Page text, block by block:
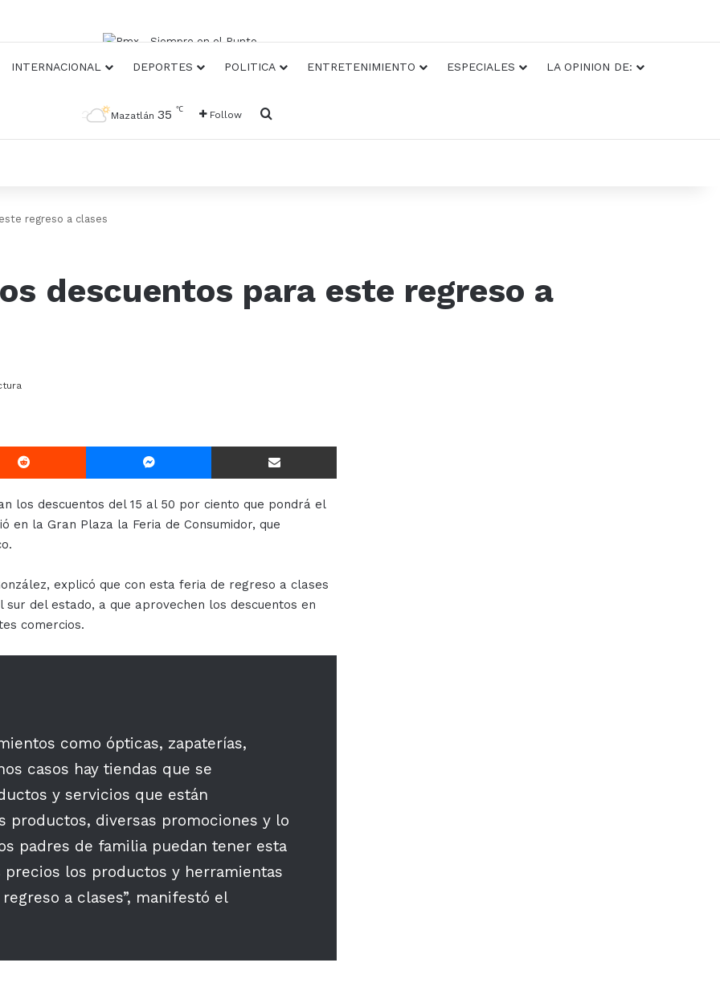
INTERNACIONAL DEPORTES POLITICA ENTRETENIMIENTO ESPECIALES LA OPINION DE:
Mazatlán 35 ℃ Follow Busqueda
regreso a clases
descuentos para este regreso a
Reddit Messenger Compartir Via E-mail
los descuentos del 15 al 50 por ciento que pondrá el
la Gran Plaza la Feria de Consumidor, que
explicó que con esta feria de regreso a clases
del estado, a que aprovechen los descuentos en
comercios.
como ópticas, zapaterías,
casos hay tiendas que se
y servicios que están
productos, diversas promociones y lo
padres de familia puedan tener esta
los productos y herramientas
a clases”, manifestó el